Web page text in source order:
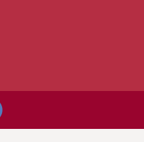
welke kaarsen
voor zitten en maak je